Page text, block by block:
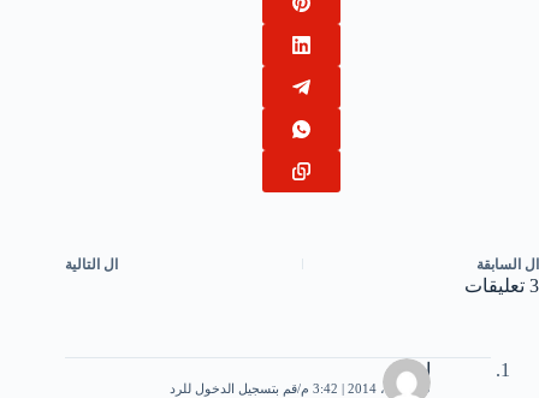
ال السابقة ال التالية
3 تعليقات
ايمان
19 أبريل، 2014 | 3:42 م قم بتسجيل الدخول للرد